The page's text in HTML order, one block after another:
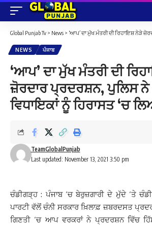
Global Punjab Tv > News > ‘ਆਪ’ ਦਾ ਮੁੱਖ ਮੰਤਰੀ ਦੀ ਰਿਹਾਇਸ਼ ਨੇੜੇ ਜ਼ੋਰਦਾਰ ਪ੍ਰਦਰਸ਼ਨ,
NEWS ਪੰਜਾਬ
‘ਆਪ’ ਦਾ ਮੁੱਖ ਮੰਤਰੀ ਦੀ
ਜ਼ੋਰਦਾਰ ਪ੍ਰਦਰਸ਼ਨ, ਪੁਲਿਸ ਨੇ
ਵਿਧਾਇਕਾਂ ਨੂੰ ਹਿਰਾਸਤ ‘ਚ
Last updated: November 13, 2021 3:50 pm
TeamGlobalPunjab
ਚੰਡੀਗੜ੍ਹ : ਪੰਜਾਬ ‘ਚ ਬੇਰੁਜ਼ਗਾਰੀ ਦੇ ਮੁੱਦੇ ‘ਤੇ
ਪਾਰਟੀ ਵੱਲੋਂ ਚੰਨੀ ਸਰਕਾਰ ਖ਼ਿਲਾਫ਼ ਜ਼ਬਰਦਸਤ
ਗਿਣਤੀ ‘ਚ ਆਪ ਵਰਕਰਾਂ ਨੇ ਪ੍ਰਦਰਸ਼ਨ ਵਿੱਚ